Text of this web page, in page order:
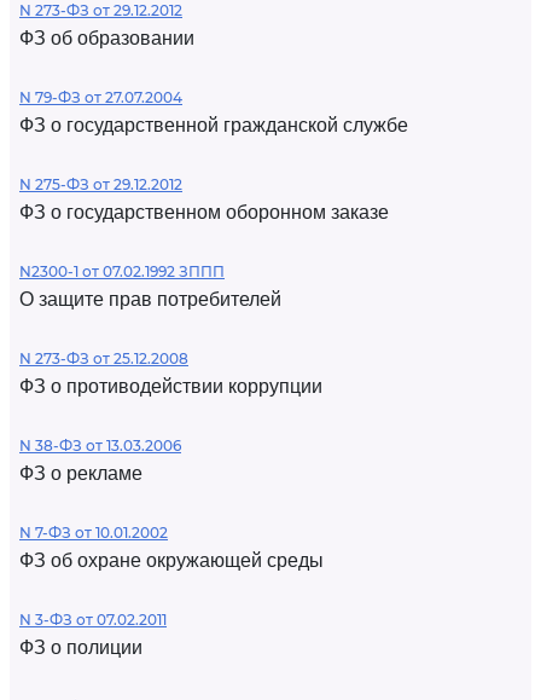
N 273-ФЗ от 29.12.2012
ФЗ об образовании
N 79-ФЗ от 27.07.2004
ФЗ о государственной гражданской службе
N 275-ФЗ от 29.12.2012
ФЗ о государственном оборонном заказе
N2300-1 от 07.02.1992 ЗППП
О защите прав потребителей
N 273-ФЗ от 25.12.2008
ФЗ о противодействии коррупции
N 38-ФЗ от 13.03.2006
ФЗ о рекламе
N 7-ФЗ от 10.01.2002
ФЗ об охране окружающей среды
N 3-ФЗ от 07.02.2011
ФЗ о полиции